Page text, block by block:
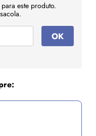
este produto.
OK